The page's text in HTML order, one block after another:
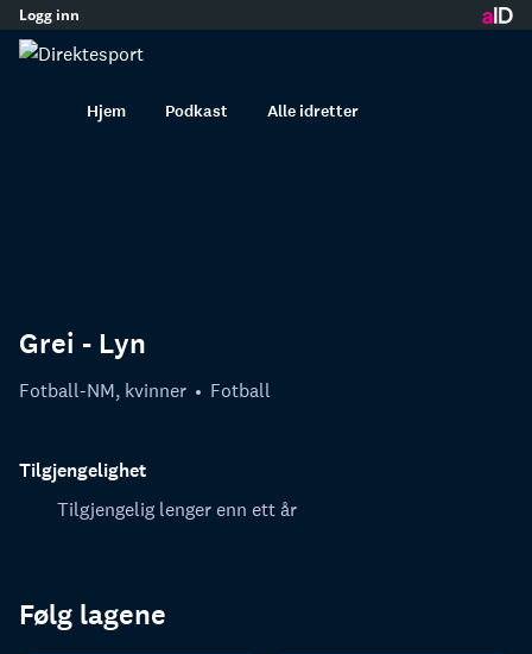
innhold
Logg inn
Hjem Podkast Alle idretter
Grei - Lyn
Fotball-NM, kvinner Fotball
Tilgjengelighet
Tilgjengelig lenger enn ett år
Følg lagene